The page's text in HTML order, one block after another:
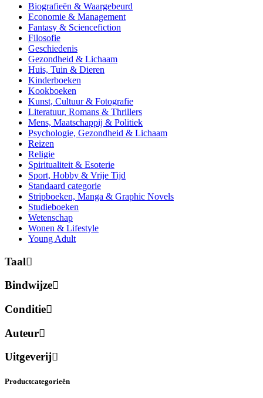
Biografieën & Waargebeurd
Economie & Management
Fantasy & Sciencefiction
Filosofie
Geschiedenis
Gezondheid & Lichaam
Huis, Tuin & Dieren
Kinderboeken
Kookboeken
Kunst, Cultuur & Fotografie
Literatuur, Romans & Thrillers
Mens, Maatschappij & Politiek
Psychologie, Gezondheid & Lichaam
Reizen
Religie
Spiritualiteit & Esoterie
Sport, Hobby & Vrije Tijd
Standaard categorie
Stripboeken, Manga & Graphic Novels
Studieboeken
Wetenschap
Wonen & Lifestyle
Young Adult
Taal
Bindwijze
Conditie
Auteur
Uitgeverij
Productcategorieën